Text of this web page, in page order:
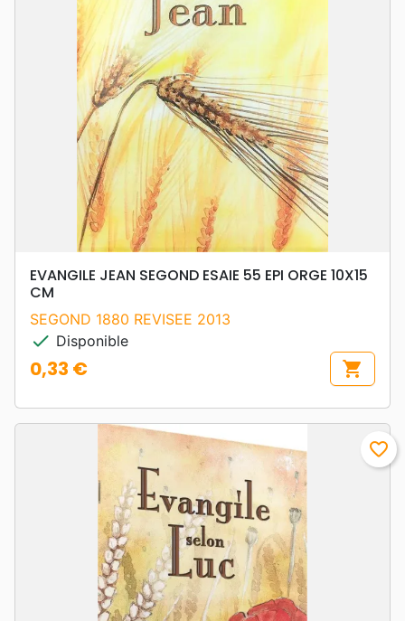
EVANGILE JEAN SEGOND ESAIE 55 EPI ORGE 10X15
CM
SEGOND 1880 REVISEE 2013
check Disponible
Prix
0,33 € shopping_cart
favorite_border